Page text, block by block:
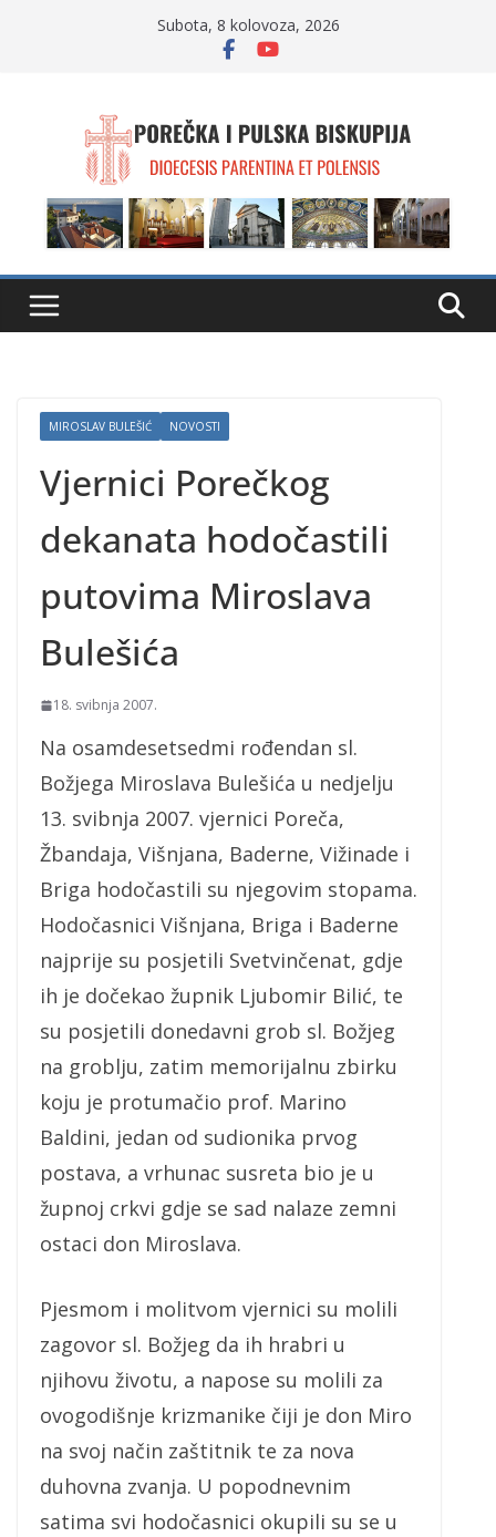
Subota, 8 kolovoza, 2026
MIROSLAV BULEŠIĆ NOVOSTI
Vjernici Porečkog
dekanata hodočastili
putovima Miroslava
Bulešića
18. svibnja 2007.
Na osamdesetsedmi rođendan sl.
Božjega Miroslava Bulešića u nedjelju
13. svibnja 2007. vjernici Poreča,
Žbandaja, Višnjana, Baderne, Vižinade i
Briga hodočastili su njegovim stopama.
Hodočasnici Višnjana, Briga i Baderne
najprije su posjetili Svetvinčenat, gdje
ih je dočekao župnik Ljubomir Bilić, te
su posjetili donedavni grob sl. Božjeg
na groblju, zatim memorijalnu zbirku
koju je protumačio prof. Marino
Baldini, jedan od sudionika prvog
postava, a vrhunac susreta bio je u
župnoj crkvi gdje se sad nalaze zemni
ostaci don Miroslava.
Pjesmom i molitvom vjernici su molili
zagovor sl. Božjeg da ih hrabri u
njihovu životu, a napose su molili za
ovogodišnje krizmanike čiji je don Miro
na svoj način zaštitnik te za nova
duhovna zvanja. U popodnevnim
satima svi hodočasnici okupili su se u